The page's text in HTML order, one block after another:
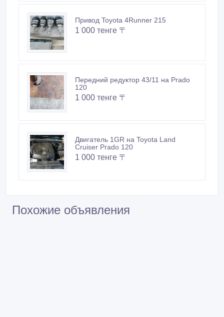
Привод Toyota 4Runner 215
1 000 тенге 〒
Передний редуктор 43/11 на Prado
120
1 000 тенге 〒
Двигатель 1GR на Toyota Land
Cruiser Prado 120
1 000 тенге 〒
Похожие объявления